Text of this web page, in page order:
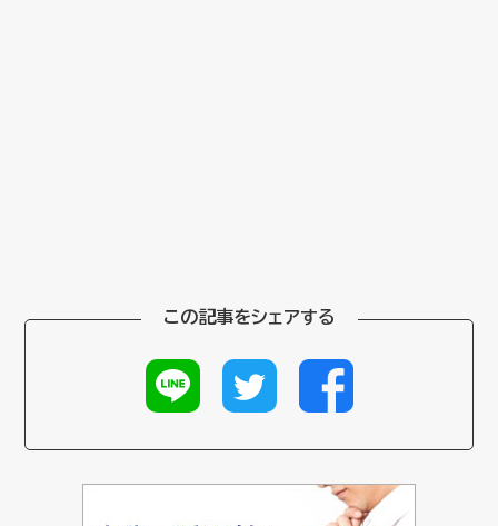
この記事をシェアする